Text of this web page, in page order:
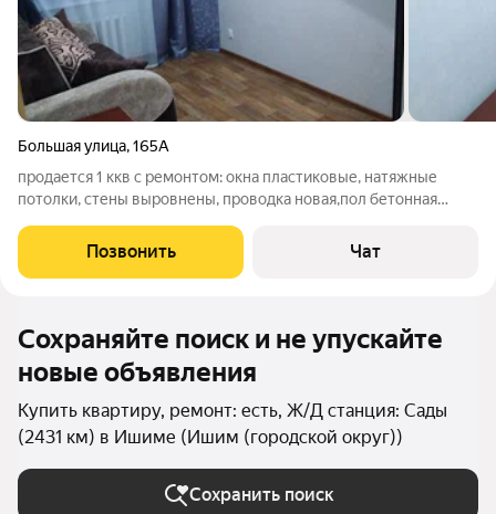
Большая улица,165А
продается 1 ккв с ремонтом: окна пластиковые, натяжные
потолки, стены выровнены, проводка новая,пол бетонная
балкона нет.Позвонить Чат
Сохраняйте поиск и не упускайте
новые объявления
Купить квартиру, ремонт: есть, Ж/Д станция: Сады
(2431 км) в Ишиме (Ишим (городской округ))
Сохранить поиск